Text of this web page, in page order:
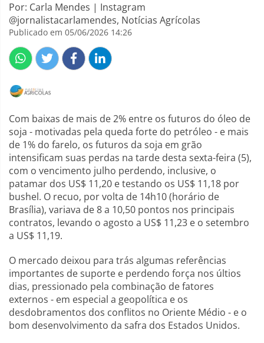
Por: Carla Mendes | Instagram
@jornalistacarlamendes, Notícias Agrícolas
Publicado em 05/06/2026 14:26
Com baixas de mais de 2% entre os futuros do óleo de
soja - motivadas pela queda forte do petróleo - e mais
de 1% do farelo, os futuros da soja em grão
intensificam suas perdas na tarde desta sexta-feira (5),
com o vencimento julho perdendo, inclusive, o
patamar dos US$ 11,20 e testando os US$ 11,18 por
bushel. O recuo, por volta de 14h10 (horário de
Brasília), variava de 8 a 10,50 pontos nos principais
contratos, levando o agosto a US$ 11,23 e o setembro
a US$ 11,19.
O mercado deixou para trás algumas referências
importantes de suporte e perdendo força nos últios
dias, pressionado pela combinação de fatores
externos - em especial a geopolítica e os
desdobramentos dos conflitos no Oriente Médio - e o
bom desenvolvimento da safra dos Estados Unidos.